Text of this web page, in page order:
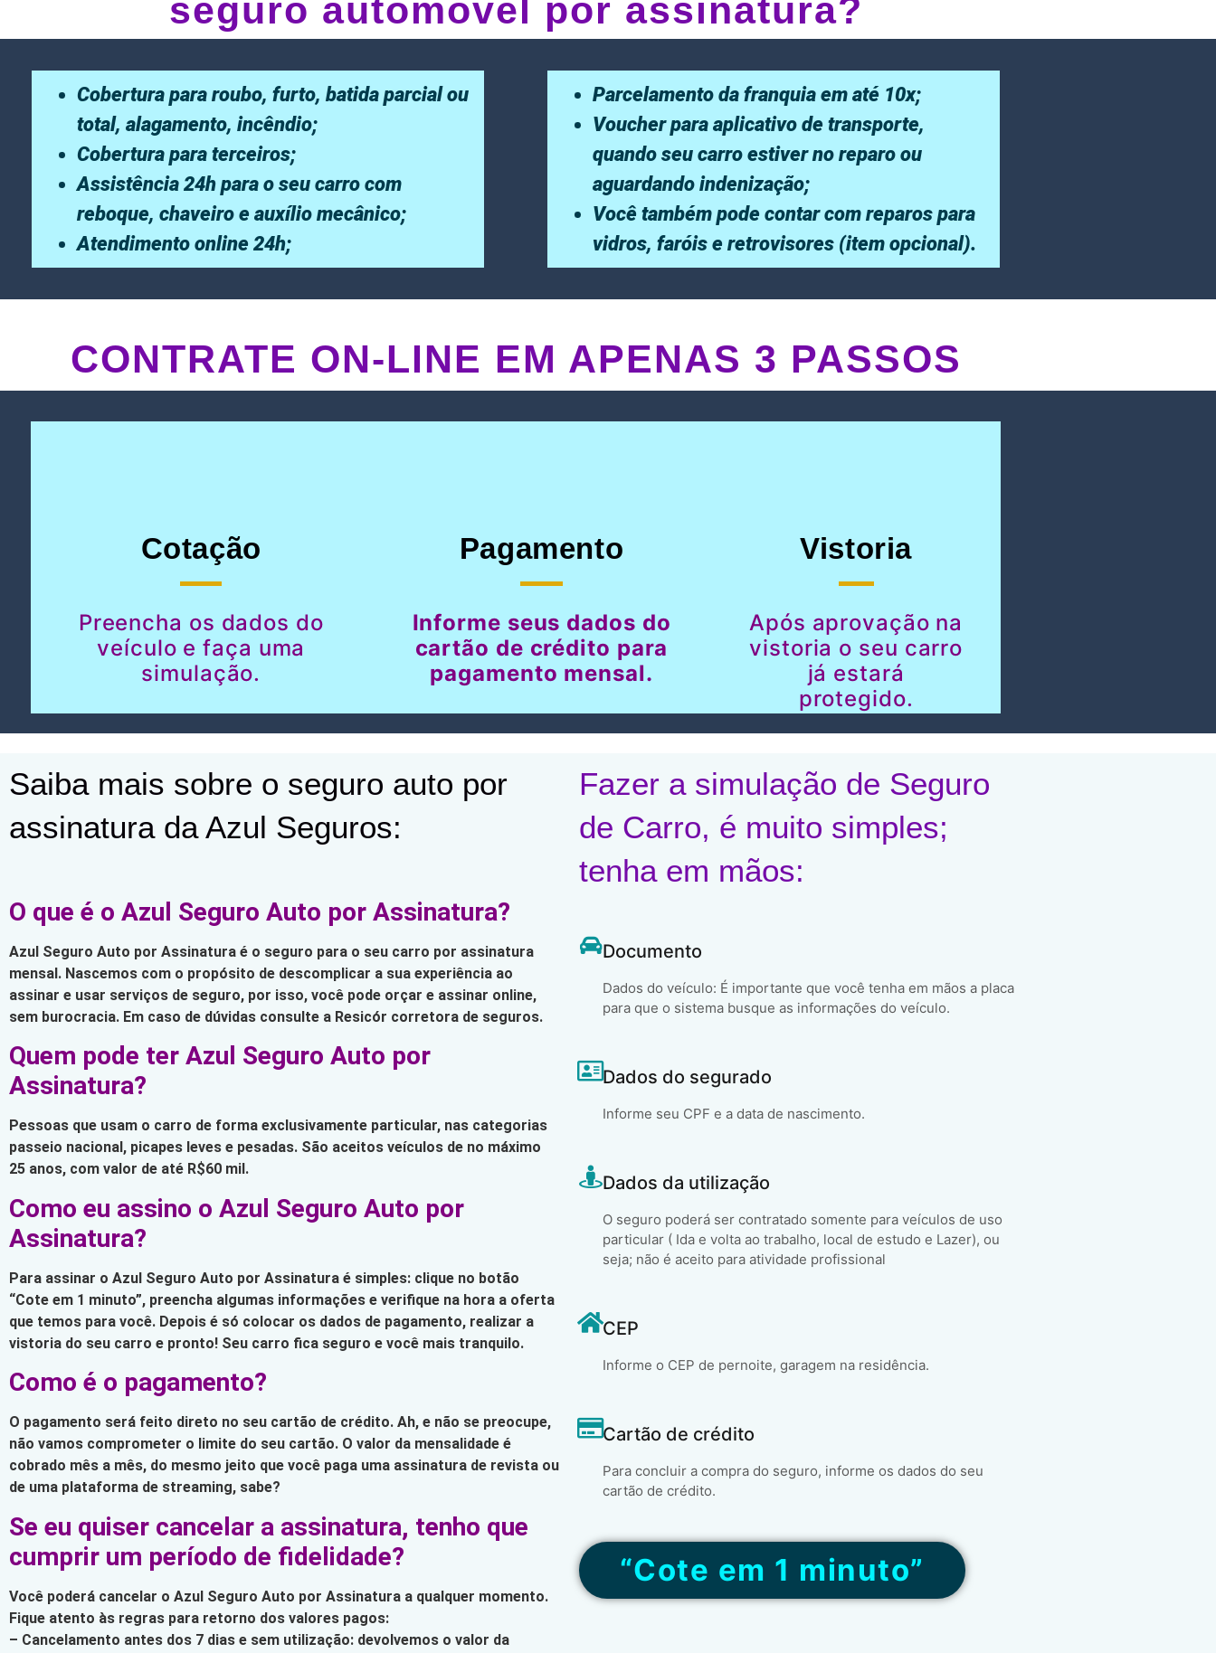
seguro automóvel por assinatura?
Cobertura para roubo, furto, batida parcial ou
total, alagamento, incêndio;
Cobertura para terceiros;
Assistência 24h para o seu carro com
reboque, chaveiro e auxílio mecânico;
Atendimento online 24h;
Parcelamento da franquia em até 10x;
Voucher para aplicativo de transporte,
quando seu carro estiver no reparo ou
aguardando indenização;
Você também pode contar com reparos para
vidros, faróis e retrovisores (item opcional).
CONTRATE ON-LINE EM APENAS 3 PASSOS
Cotação
Preencha os dados do
veículo e faça uma
simulação.
Pagamento
Informe seus dados do
cartão de crédito para
pagamento mensal.
Vistoria
Após aprovação na
vistoria o seu carro
já estará
protegido.
Saiba mais sobre o seguro auto por
assinatura da Azul Seguros:
O que é o Azul Seguro Auto por Assinatura?
Azul Seguro Auto por Assinatura é o seguro para o seu carro por assinatura
mensal. Nascemos com o propósito de descomplicar a sua experiência ao
assinar e usar serviços de seguro, por isso, você pode orçar e assinar online,
sem burocracia. Em caso de dúvidas consulte a Resicór corretora de seguros.
Quem pode ter Azul Seguro Auto por
Assinatura?
Pessoas que usam o carro de forma exclusivamente particular, nas categorias
passeio nacional, picapes leves e pesadas. São aceitos veículos de no máximo
25 anos, com valor de até R$60 mil.
Como eu assino o Azul Seguro Auto por
Assinatura?
Para assinar o Azul Seguro Auto por Assinatura é simples: clique no botão
“Cote em 1 minuto”, preencha algumas informações e verifique na hora a oferta
que temos para você. Depois é só colocar os dados de pagamento, realizar a
vistoria do seu carro e pronto! Seu carro fica seguro e você mais tranquilo.
Como é o pagamento?
O pagamento será feito direto no seu cartão de crédito. Ah, e não se preocupe,
não vamos comprometer o limite do seu cartão. O valor da mensalidade é
cobrado mês a mês, do mesmo jeito que você paga uma assinatura de revista ou
de uma plataforma de streaming, sabe?
Se eu quiser cancelar a assinatura, tenho que
cumprir um período de fidelidade?
Você poderá cancelar o Azul Seguro Auto por Assinatura a qualquer momento.
Fique atento às regras para retorno dos valores pagos:
– Cancelamento antes dos 7 dias e sem utilização: devolvemos o valor da
Fazer a simulação de Seguro
de Carro, é muito simples;
tenha em mãos:
Documento
Dados do veículo: É importante que você tenha em mãos a placa
para que o sistema busque as informações do veículo.
Dados do segurado
Informe seu CPF e a data de nascimento.
Dados da utilização
O seguro poderá ser contratado somente para veículos de uso
particular ( Ida e volta ao trabalho, local de estudo e Lazer), ou
seja; não é aceito para atividade profissional
CEP
Informe o CEP de pernoite, garagem na residência.
Cartão de crédito
Para concluir a compra do seguro, informe os dados do seu
cartão de crédito.
“Cote em 1 minuto”